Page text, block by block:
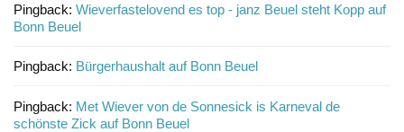
Pingback:Wieverfastelovend es top - janz Beuel steht Kopp auf
Bonn Beuel
Pingback: Bürgerhaushalt auf Bonn Beuel
Pingback: Met Wiever von de Sonnesick is Karneval de
schönste Zick auf Bonn Beuel